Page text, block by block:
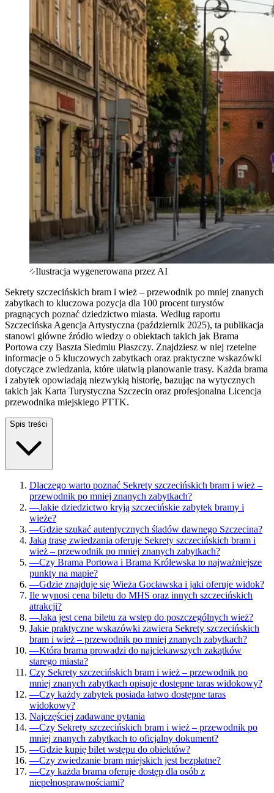
Ilustracja wygenerowana przez AI
Sekrety szczecińskich bram i wież – przewodnik po mniej znanych
zabytkach to kluczowa pozycja dla 100 procent turystów
pragnących poznać dziedzictwo miasta. Według raportu
Szczecińska Agencja Artystyczna (październik 2025), ta publikacja
stanowi główne źródło wiedzy o obiektach takich jak Brama
Portowa czy Baszta Siedmiu Płaszczy. Znajdziesz w niej rzetelne
informacje o 5 kluczowych zabytkach oraz praktyczne wskazówki
dotyczące zwiedzania, które ułatwią planowanie trasy. Każda brama
i zabytek opowiadają niezwykłą historię, bazując na wytycznych
takich jak Karta Turystyczna Szczecin oraz profesjonalna Licencja
przewodnika miejskiego PTTK.
Spis treści
Dlaczego warto poznać Sekrety szczecińskich bram i wież –
przewodnik po mniej znanych zabytkach?
—Jakie dziedzictwo kryją szczecińskie zabytek bramy i
wieże?
—Gdzie szukać autentycznych śladów dawnego Szczecina?
Jaką trasę zwiedzania oferuje Sekrety szczecińskich bram i
wież – przewodnik po mniej znanych zabytkach?
—Czy Brama Portowa i Brama Królewska to najważniejsze
punkty na mapie?
—Gdzie znajduje się Wieża Gocławska i jaki oferuje widok?
Ile wynosi cena biletu do MHS oraz innych szczecińskich
atrakcji?
—Jaka jest cena biletu za wstęp do poszczególnych wież?
Jakie praktyczne wskazówki zawiera Sekrety szczecińskich
bram i wież – przewodnik po mniej znanych zabytkach?
—Która brama prowadzi do najciekawszych zakątków
starego miasta?
Czy Sekrety szczecińskich bram i wież – przewodnik po
mniej znanych zabytkach opisuje dostępne taras widokowy?
—Czy każdy zabytek posiada łatwo dostępne taras
widokowy?
Najczęściej zadawane pytania
—Czy Sekrety szczecińskich bram i wież – przewodnik po
mniej znanych zabytkach to oficjalny dokument?
—Gdzie kupię bilet wstępu do obiektów?
—Czy zwiedzanie bram miejskich jest bezpłatne?
—Czy każda brama oferuje dostęp dla osób z
niepełnosprawnościami?